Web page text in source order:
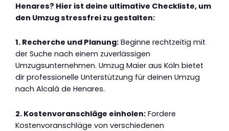
Henares? Hier ist deine ultimative Checkliste, um
den Umzug stressfrei zu gestalten:
1. Recherche und Planung: Beginne rechtzeitig mit
der Suche nach einem zuverlässigen
Umzugsunternehmen. Umzug Maier aus Köln bietet
dir professionelle Unterstützung für deinen Umzug
nach Alcalá de Henares.
2. Kostenvoranschläge einholen: Fordere
Kostenvoranschläge von verschiedenen